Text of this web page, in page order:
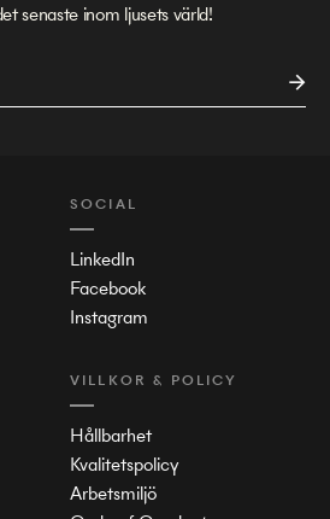
senaste inom ljusets värld!
SOCIAL
LinkedIn
Facebook
Instagram
VILLKOR & POLICY
Hållbarhet
Kvalitetspolicy
Arbetsmiljö